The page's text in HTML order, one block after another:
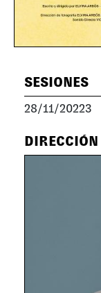
SESIONES
28/11/20223
DIRECCIÓN